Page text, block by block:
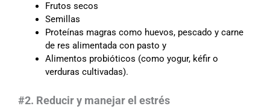
Frutos secos
Semillas
Proteínas magras como huevos, pescado y carne
de res alimentada con pasto y
Alimentos probióticos (como yogur, kéfir o
verduras cultivadas).
#2. Reducir y manejar el estrés